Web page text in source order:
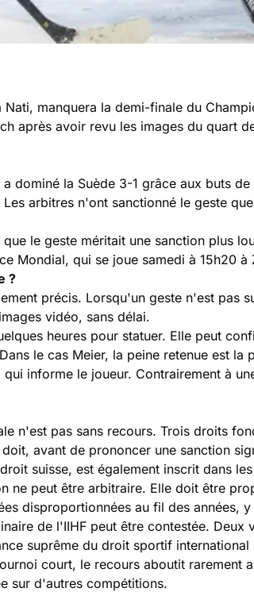
manquera la demi-finale du
après avoir revu les images du quart
dominé la Suède 3-1 grâce aux buts
arbitres n'ont sanctionné le geste
le geste méritait une sanction plus
Mondial, qui se joue samedi à 15h20 à
?
précis. Lorsqu'un geste n'est pas
vidéo, sans délai.
heures pour statuer. Elle peut
le cas Meier, la peine retenue est la
informe le joueur. Contrairement à
n'est pas sans recours. Trois droits
avant de prononcer une sanction
suisse, est également inscrit dans
ne peut être arbitraire. Elle doit être
disproportionnées au fil des années,
de l'IIHF peut être contestée.
suprême du droit sportif international
court, le recours aboutit
sur d'autres compétitions.